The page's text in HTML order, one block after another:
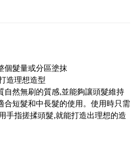
個髮量或分區塗抹
造理想造型
自然無刷的質感,並能夠讓頭髮維持
合短髮和中長髮的使用。使用時只需
手指搓揉頭髮,就能打造出理想的造